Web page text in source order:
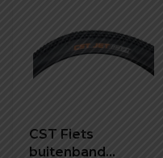
CST Fiets
buitenband